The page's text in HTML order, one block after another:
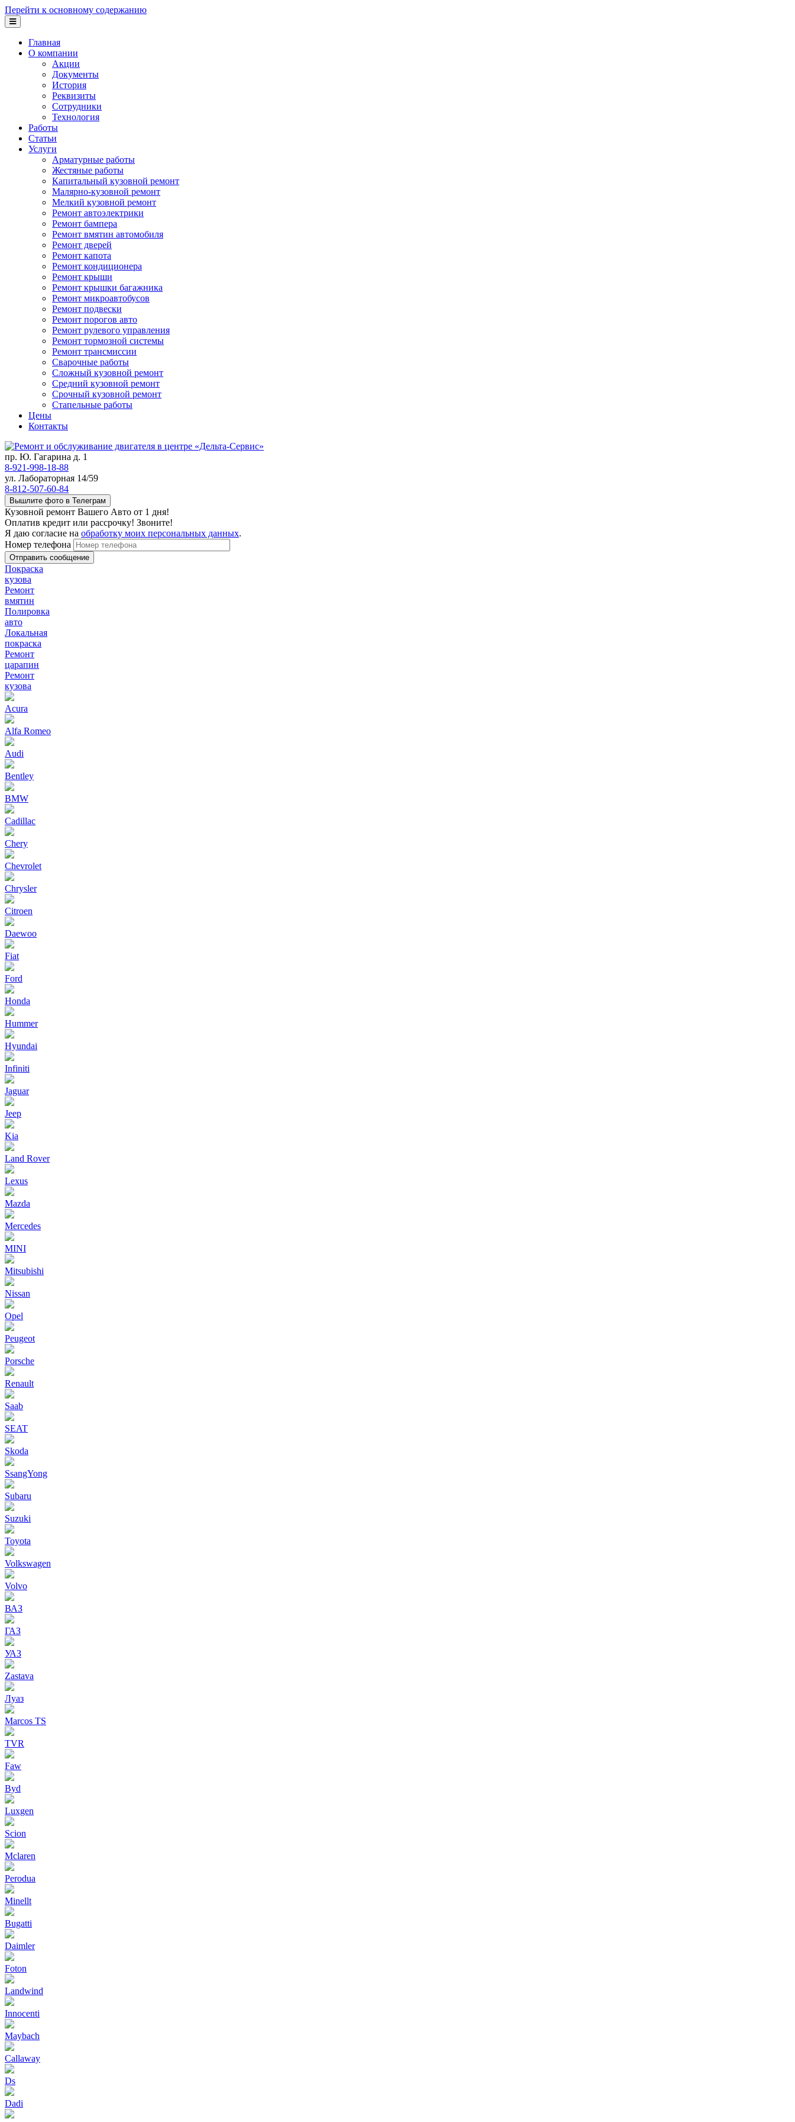
Перейти к основному содержанию
Главная
О компании
Акции
Документы
История
Реквизиты
Сотрудники
Технология
Работы
Статьи
Услуги
Арматурные работы
Жестяные работы
Капитальный кузовной ремонт
Малярно-кузовной ремонт
Мелкий кузовной ремонт
Ремонт автоэлектрики
Ремонт бампера
Ремонт вмятин автомобиля
Ремонт дверей
Ремонт капота
Ремонт кондиционера
Ремонт крыши
Ремонт крышки багажника
Ремонт микроавтобусов
Ремонт подвески
Ремонт порогов авто
Ремонт рулевого управления
Ремонт тормозной системы
Ремонт трансмиссии
Сварочные работы
Сложный кузовной ремонт
Средний кузовной ремонт
Срочный кузовной ремонт
Стапельные работы
Цены
Контакты
пр. Ю. Гагарина д. 1
8-921-998-18-88
ул. Лабораторная 14/59
8-812-507-60-84
Вышлите фото в Телеграм
Кузовной ремонт Вашего Авто от 1 дня!
Оплатив кредит или рассрочку! Звоните!
Я даю согласие на обработку моих персональных данных.
Номер телефона
Покраска
кузова
Ремонт
вмятин
Полировка
авто
Локальная
покраска
Ремонт
царапин
Ремонт
кузова
Acura
Alfa Romeo
Audi
Bentley
BMW
Cadillac
Chery
Chevrolet
Chrysler
Citroen
Daewoo
Fiat
Ford
Honda
Hummer
Hyundai
Infiniti
Jaguar
Jeep
Kia
Land Rover
Lexus
Mazda
Mercedes
MINI
Mitsubishi
Nissan
Opel
Peugeot
Porsche
Renault
Saab
SEAT
Skoda
SsangYong
Subaru
Suzuki
Toyota
Volkswagen
Volvo
ВАЗ
ГАЗ
УАЗ
Zastava
Луаз
Marcos TS
TVR
Faw
Byd
Luxgen
Scion
Mclaren
Perodua
Minellt
Bugatti
Daimler
Foton
Landwind
Innocenti
Maybach
Callaway
Ds
Dadi